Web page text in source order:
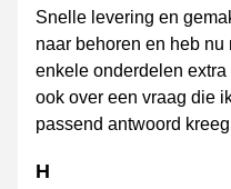
Snelle levering en
naar behoren en heb
enkele onderdelen
ook over een vraag die
passend antwoord
H